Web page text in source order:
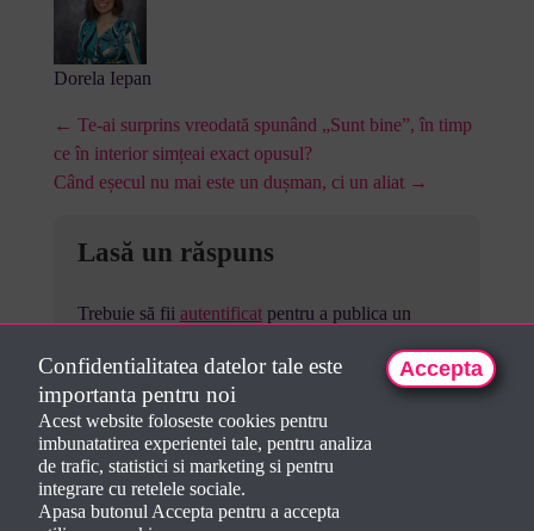
Dorela Iepan
← Te-ai surprins vreodată spunând „Sunt bine”, în timp
ce în interior simțeai exact opusul?
Când eșecul nu mai este un dușman, ci un aliat →
Lasă un răspuns
Trebuie să fii autentificatpentru a publica un
Confidentialitatea datelor tale este
importanta pentru noi
Acest website foloseste cookies pentru
imbunatatirea experientei tale, pentru analiza
de trafic, statistici si marketing si pentru
integrare cu retelele sociale.
Apasa butonul Accepta pentru a accepta
Accepta